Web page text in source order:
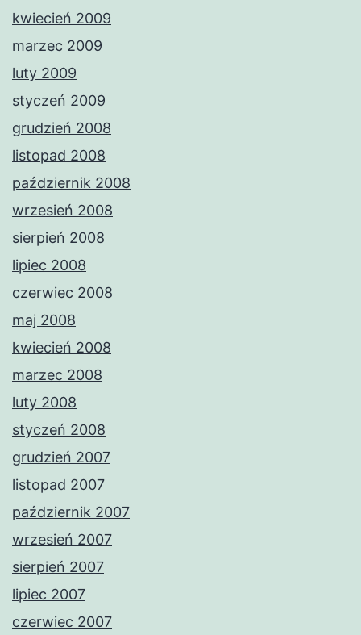
kwiecień 2009
marzec 2009
luty 2009
styczeń 2009
grudzień 2008
listopad 2008
październik 2008
wrzesień 2008
sierpień 2008
lipiec 2008
czerwiec 2008
maj 2008
kwiecień 2008
marzec 2008
luty 2008
styczeń 2008
grudzień 2007
listopad 2007
październik 2007
wrzesień 2007
sierpień 2007
lipiec 2007
czerwiec 2007